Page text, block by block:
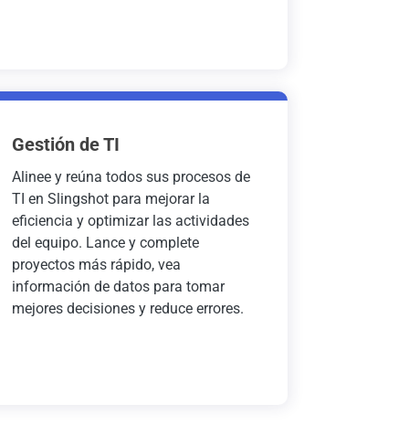
Gestión de TI
Alinee y reúna todos sus procesos de
TI en Slingshot para mejorar la
eficiencia y optimizar las actividades
del equipo. Lance y complete
proyectos más rápido, vea
información de datos para tomar
mejores decisiones y reduce errores.